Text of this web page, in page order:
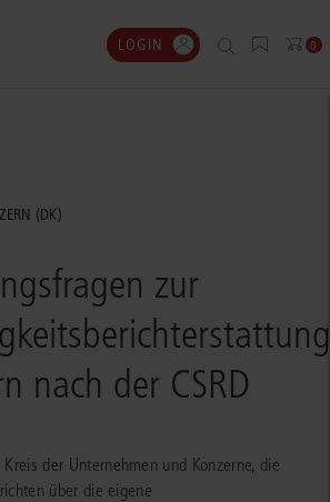
LOGIN 0
(DK)
zur
nach der CSRD
der Unternehmen und Konzerne, die
über die eigene